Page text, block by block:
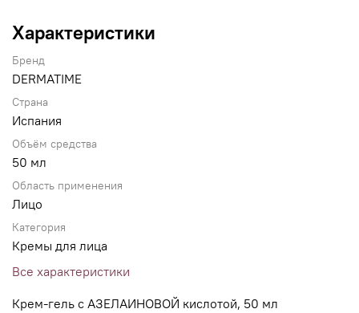
Характеристики
Бренд
DERMATIME
Страна
Испания
Объём средства
50 мл
Область применения
Лицо
Категория
Кремы для лица
Все характеристики
Крем-гель с АЗЕЛАИНОВОЙ кислотой, 50 мл